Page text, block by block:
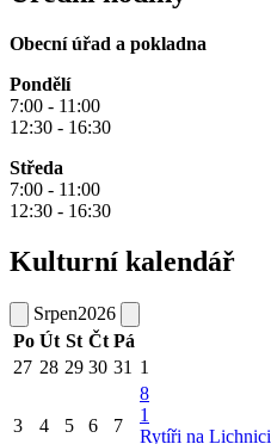
Obecní úřad a pokladna
Pondělí
7:00 - 11:00
12:30 - 16:30
Středa
7:00 - 11:00
12:30 - 16:30
Kulturní kalendář
Srpen2026
Po Út St Čt Pá
27 28 29 30 31 1
3 4 5 6 7
8
1
Rytíři na Lichnici